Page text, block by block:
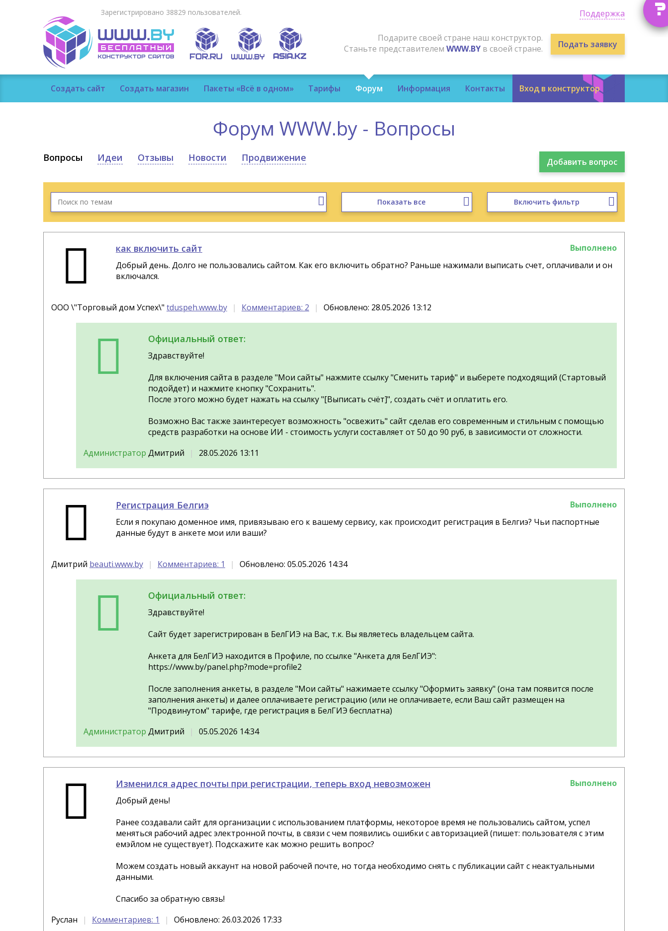
?
Поддержка
Зарегистрировано 38829 пользователей.
Подарите своей стране наш конструктор.
Станьте представителем WWW.BY в своей стране. Подать заявку
Создать сайт Создать магазин Пакеты «Всё в одном» Тарифы Форум Информация Контакты Вход в конструктор
Форум WWW.by - Вопросы
Вопросы Идеи Отзывы Новости Продвижение
Показать все Включить фильтр
Выполнено
как включить сайт
Добрый день. Долго не пользовались сайтом. Как его включить обратно? Раньше нажимали выписать счет, оплачивали и он
включался.
ООО \"Торговый дом Успех\" tduspeh.www.by Комментариев: 2 Обновлено: 28.05.2026 13:12
Официальный ответ:
Здравствуйте!
Для включения сайта в разделе "Мои сайты" нажмите ссылку "Сменить тариф" и выберете подходящий (Стартовый
подойдет) и нажмите кнопку "Сохранить".
После этого можно будет нажать на ссылку "[Выписать счёт]", создать счёт и оплатить его.
Возможно Вас также заинтересует возможность "освежить" сайт сделав его современным и стильным с помощью
средств разработки на основе ИИ - стоимость услуги составляет от 50 до 90 руб, в зависимости от сложности.
Администратор Дмитрий 28.05.2026 13:11
Выполнено
Регистрация Белгиэ
Если я покупаю доменное имя, привязываю его к вашему сервису, как происходит регистрация в Белгиэ? Чьи паспортные
данные будут в анкете мои или ваши?
Дмитрий beauti.www.by Комментариев: 1 Обновлено: 05.05.2026 14:34
Официальный ответ:
Здравствуйте!
Сайт будет зарегистрирован в БелГИЭ на Вас, т.к. Вы являетесь владельцем сайта.
Анкета для БелГИЭ находится в Профиле, по ссылке "Анкета для БелГИЭ":
https://www.by/panel.php?mode=profile2
После заполнения анкеты, в разделе "Мои сайты" нажимаете ссылку "Оформить заявку" (она там появится после
заполнения анкеты) и далее оплачиваете регистрацию (или не оплачиваете, если Ваш сайт размещен на
"Продвинутом" тарифе, где регистрация в БелГИЭ бесплатна)
Администратор Дмитрий 05.05.2026 14:34
Выполнено
Изменился адрес почты при регистрации, теперь вход невозможен
Добрый день!
Ранее создавали сайт для организации с использованием платформы, некоторое время не пользовались сайтом, успел
меняться рабочий адрес электронной почты, в связи с чем появились ошибки с авторизацией (пишет: пользователя с этим
емэйлом не существует). Подскажите как можно решить вопрос?
Можем создать новый аккаунт на новой рабочей почте, но тогда необходимо снять с публикации сайт с неактуальными
данными.
Спасибо за обратную связь!
Руслан
Комментариев: 1 Обновлено: 26.03.2026 17:33